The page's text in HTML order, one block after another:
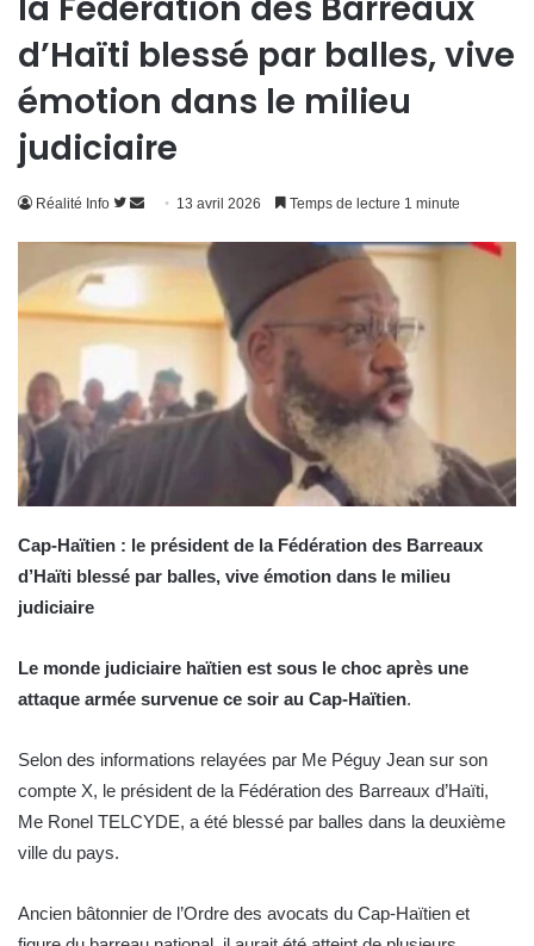
d’Haïti blessé par balles, vive
émotion dans le milieu
judiciaire
Réalité Info
Suivre
Twitter
Envoyer
courriel
13 avril 2026 Temps de lecture 1 minute
Cap-Haïtien : le président de la Fédération des Barreaux
d’Haïti blessé par balles, vive émotion dans le milieu
judiciaire
Le monde judiciaire haïtien est sous le choc après une
attaque armée survenue ce soir au Cap-Haïtien.
Selon des informations relayées par Me Péguy Jean sur son
compte X, le président de la Fédération des Barreaux d’Haïti,
Me Ronel TELCYDE, a été blessé par balles dans la deuxième
ville du pays.
Ancien bâtonnier de l’Ordre des avocats du Cap-Haïtien et